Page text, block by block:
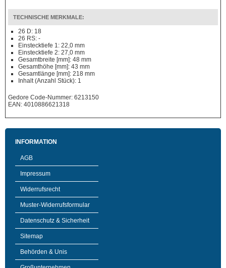
TECHNISCHE MERKMALE:
26 D: 18
26 RS: -
Einstecktiefe 1: 22,0 mm
Einstecktiefe 2: 27,0 mm
Gesamtbreite [mm]: 48 mm
Gesamthöhe [mm]: 43 mm
Gesamtlänge [mm]: 218 mm
Inhalt (Anzahl Stück): 1
Gedore Code-Nummer: 6213150
EAN: 4010886621318
INFORMATION
AGB
Impressum
Widerrufsrecht
Muster-Widerrufsformular
Datenschutz & Sicherheit
Sitemap
Behörden & Unis